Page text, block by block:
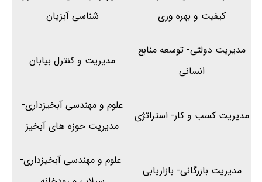
کیفیت و بهره وری
شناسی آبزیان
مدیریت دولتی- توسعه منابع
انسانی
مدیریت و کنترل بیابان
مدیریت کسب و کار- استراتژی
علوم و مهندسی آبخیزداری-
مدیریت حوزه های آبخیز
مدیریت بازرگانی- بازاریابی
علوم و مهندسی آبخیزداری-